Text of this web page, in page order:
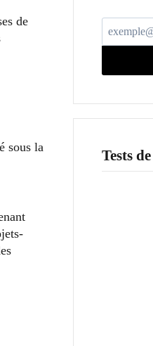
de
sous la
Tests